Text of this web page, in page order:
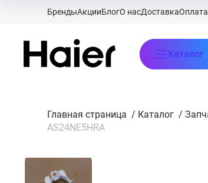
БрендыАкцииБлогО насДоставкаОплата
Каталог
Главная страница / Каталог /
AS24NE5HRA